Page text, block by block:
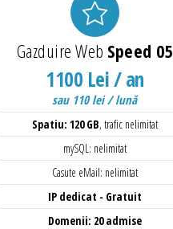
Gazduire Web Speed 05
1100 Lei / an
sau 110 lei / lună
Spatiu: 120 GB, trafic nelimitat
mySQL: nelimitat
Casute eMail: nelimitat
IP dedicat - Gratuit
Domenii: 20 admise